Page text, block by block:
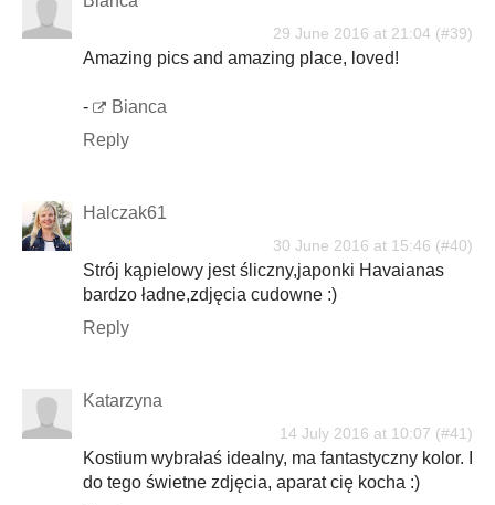
29 June 2016 at 21:04
Amazing pics and amazing place, loved!
-
Bianca
Reply
Halczak61
30 June 2016 at 15:46
Strój kąpielowy jest śliczny,japonki Havaianas
bardzo ładne,zdjęcia cudowne :)
Reply
Katarzyna
14 July 2016 at 10:07
Kostium wybrałaś idealny, ma fantastyczny kolor. I
do tego świetne zdjęcia, aparat cię kocha :)